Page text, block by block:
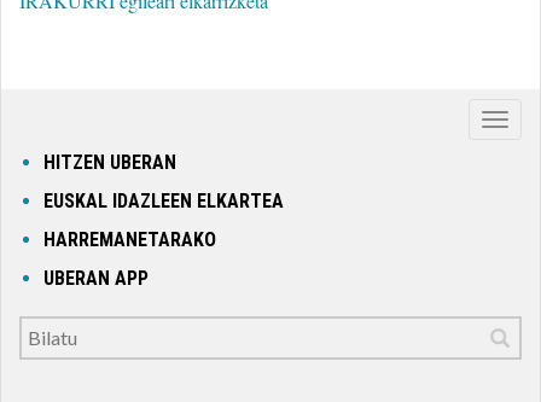
HITZEN UBERAN
EUSKAL IDAZLEEN ELKARTEA
HARREMANETARAKO
UBERAN APP